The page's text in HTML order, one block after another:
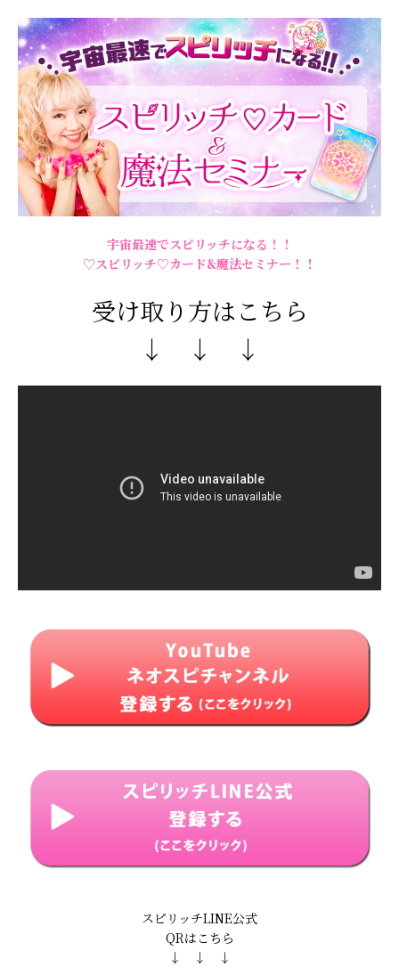
宇宙最速でスピリッチになる！！
♡スピリッチ♡カード&魔法セミナー！！
受け取り方はこちら
↓ ↓ ↓
スピリッチLINE公式
QRはこちら
↓ ↓ ↓